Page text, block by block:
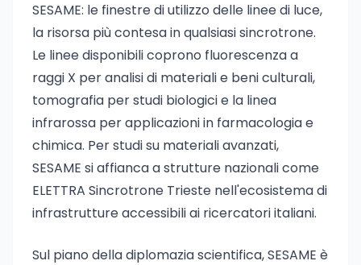
SESAME: le finestre di utilizzo delle linee di luce,
la risorsa più contesa in qualsiasi sincrotrone.
Le linee disponibili coprono fluorescenza a
raggi X per analisi di materiali e beni culturali,
tomografia per studi biologici e la linea
infrarossa per applicazioni in farmacologia e
chimica. Per studi su materiali avanzati,
SESAME si affianca a strutture nazionali come
ELETTRA Sincrotrone Trieste nell'ecosistema di
infrastrutture accessibili ai ricercatori italiani.
Sul piano della diplomazia scientifica, SESAME è